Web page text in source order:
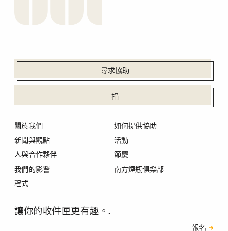
尋求協助
捐
關於我們
新聞與觀點
人與合作夥伴
我們的影響
程式
如何提供協助
活動
節慶
南方煙瓶俱樂部
讓你的收件匣更有趣。.
報名